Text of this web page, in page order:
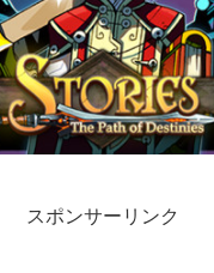
スポンサーリンク